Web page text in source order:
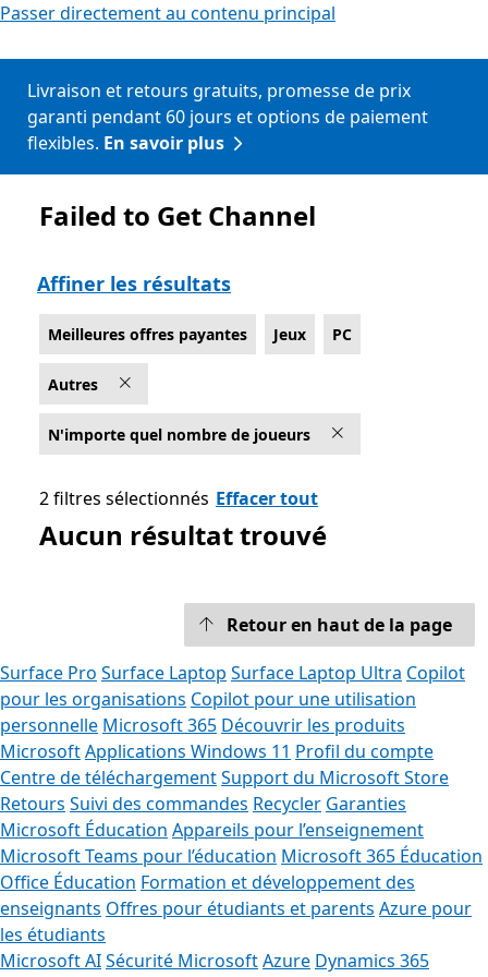
Passer directement au contenu principal
Livraison et retours gratuits, promesse de prix
garanti pendant 60 jours et options de paiement
flexibles. En savoir plus
Liste Microsoft.com
Failed to Get Channel
Affiner les résultats
Meilleures offres payantes Jeux PC
Autres
N'importe quel nombre de joueurs
2 filtres sélectionnés Effacer tout
Aucun résultat trouvé
Retour en haut de la page
Surface Pro Surface Laptop Surface Laptop Ultra Copilot
pour les organisations Copilot pour une utilisation
personnelle Microsoft 365 Découvrir les produits
MicrosoftApplications Windows 11 Profil du compte
Centre de téléchargementSupport du Microsoft Store
Retours Suivi des commandes Recycler Garanties
Microsoft Éducation Appareils pour l’enseignement
Microsoft Teams pour l’éducation Microsoft 365 Éducation
Office Éducation Formation et développement des
enseignants Offres pour étudiants et parents Azure pour
les étudiants
Microsoft AISécurité MicrosoftAzure Dynamics 365